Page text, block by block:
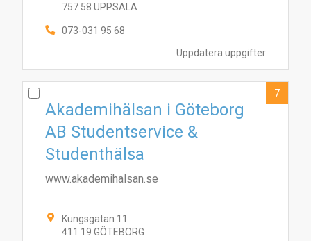
Uppdatera uppgifter
757 58 UPPSALA
073-031 95 68
Akademihälsan i Göteborg
AB Studentservice &
Studenthälsa
www.akademihalsan.se
Kungsgatan 11
411 19 GÖTEBORG
7